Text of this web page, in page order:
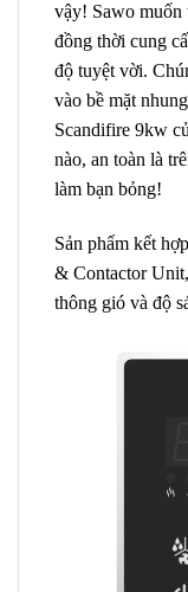
vậy! Sawo muốn
đồng thời cung
độ tuyệt vời.
vào bề mặt
Scandifire 9kw
nào, an toàn là
làm bạn bỏng!
Sản phẩm kết
& Contactor
thông gió và độ